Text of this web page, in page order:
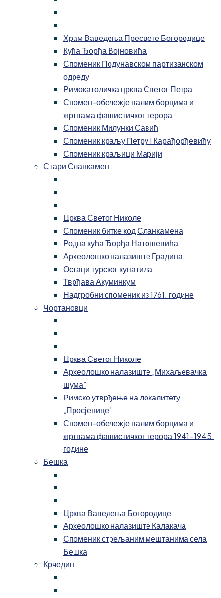
Храм Ваведења Пресвете Богородице
Кућа Ђорђа Војновића
Споменик Подунавском партизанском
одреду
Римокатоличка црква Светог Петра
Спомен-обележје палим борцима и
жртвама фашистичког терора
Споменик Милунки Савић
Споменик краљу Петру I Карађорђевићу
Споменик краљици Марији
Стари Сланкамен
Црква Светог Николе
Споменик битке код Сланкамена
Родна кућа Ђорђа Натошевића
Археолошко налазиште Градина
Остаци турског купатила
Тврђава Акуминкум
Надгробни споменик из 1761. године
Чортановци
Црква Светог Николе
Археолошко налазиште „Михаљевачка
шума”
Римско утврђење на локалитету
„Просјенице”
Спомен-обележје палим борцима и
жртвама фашистичког терора 1941-1945.
године
Бешка
Црква Ваведења Богородице
Археолошко налазиште Калакача
Споменик стрељаним мештанима села
Бешка
Крчедин